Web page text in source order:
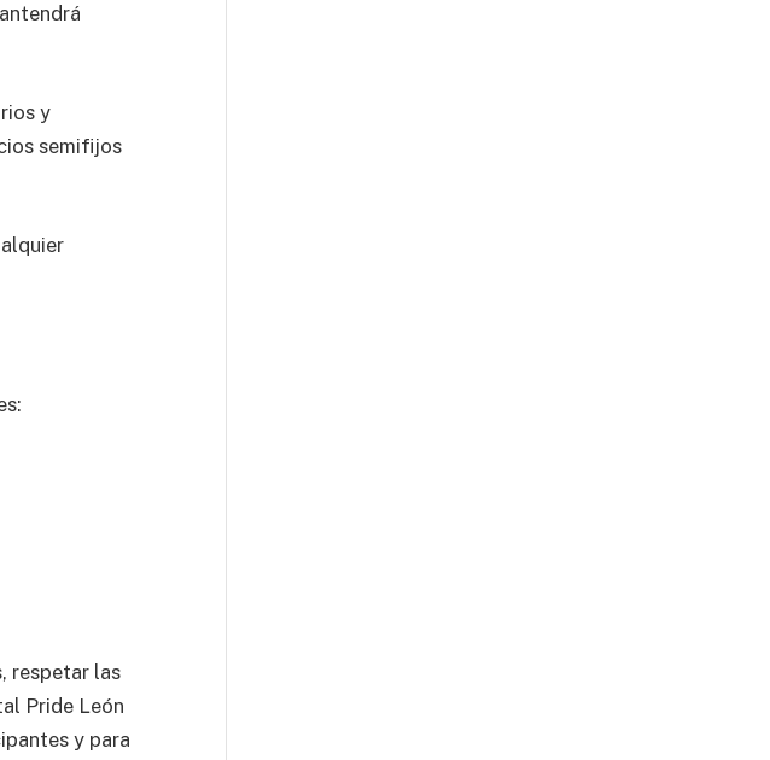
y
semifijos
respetar las
Pride León
y para